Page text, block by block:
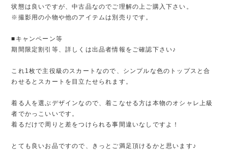
状態は良いですが、中古品なのでご理解の上ご購入下さい。
※撮影用の小物や他のアイテムは別売りです。
■キャンペーン等
期間限定割引等、詳しくは出品者情報をご確認下さい♪
これ1枚で主役級のスカートなので、シンプルな色のトップスと合
わせるとスカートを目立たせられます。
着る人を選ぶデザインなので、着こなせる方は本物のオシャレ上級
者でかっこいいです。
着るだけで周りと差をつけられる事間違いなしですよ！
とても良いお品ですので、きっとご満足頂けるかと思います♪